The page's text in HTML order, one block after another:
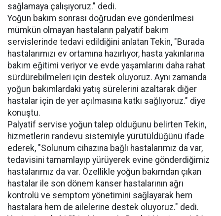
sağlamaya çalışıyoruz." dedi.
Yoğun bakım sonrası doğrudan eve gönderilmesi
mümkün olmayan hastaların palyatif bakım
servislerinde tedavi edildiğini anlatan Tekin, "Burada
hastalarımızı ev ortamına hazırlıyor, hasta yakınlarına
bakım eğitimi veriyor ve evde yaşamlarını daha rahat
sürdürebilmeleri için destek oluyoruz. Aynı zamanda
yoğun bakımlardaki yatış sürelerini azaltarak diğer
hastalar için de yer açılmasına katkı sağlıyoruz." diye
konuştu.
Palyatif servise yoğun talep olduğunu belirten Tekin,
hizmetlerin randevu sistemiyle yürütüldüğünü ifade
ederek, "Solunum cihazına bağlı hastalarımız da var,
tedavisini tamamlayıp yürüyerek evine gönderdiğimiz
hastalarımız da var. Özellikle yoğun bakımdan çıkan
hastalar ile son dönem kanser hastalarının ağrı
kontrolü ve semptom yönetimini sağlayarak hem
hastalara hem de ailelerine destek oluyoruz." dedi.